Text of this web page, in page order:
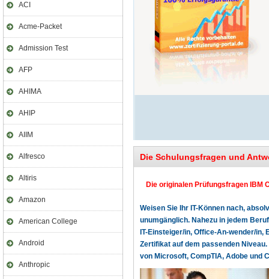
ACI
Acme-Packet
Admission Test
AFP
AHIMA
AHIP
AIIM
Alfresco
Altiris
Amazon
American College
Android
Anthropic
Die Schulungsfragen und
Die originalen Prüfungsfragen IBM
Weisen Sie Ihr IT-Können nach,
unumgänglich. Nahezu in jedem
IT-Einsteiger/in, Office-An-wender/
Zertifikat auf dem passenden
von Microsoft, CompTIA, Adobe und